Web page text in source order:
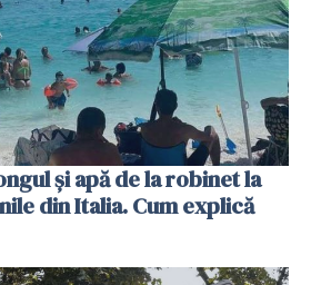
și apă de la robinet la
din Italia. Cum explică